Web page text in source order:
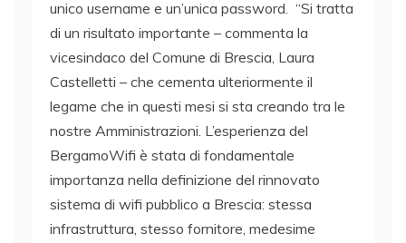
unico username e un’unica password. “Si tratta
di un risultato importante – commenta la
vicesindaco del Comune di Brescia, Laura
Castelletti – che cementa ulteriormente il
legame che in questi mesi si sta creando tra le
nostre Amministrazioni. L’esperienza del
BergamoWifi è stata di fondamentale
importanza nella definizione del rinnovato
sistema di wifi pubblico a Brescia: stessa
infrastruttura, stesso fornitore, medesime